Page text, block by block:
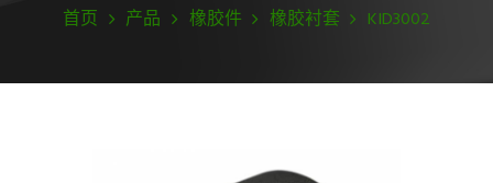
首页 产品 橡胶件 橡胶衬套 KID3002